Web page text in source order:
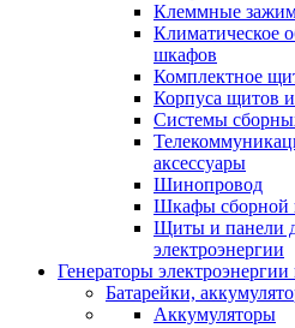
Клеммные
Климатическое
шкафов
Комплектное
Корпуса щитов
Системы
аксессуары
Шинопровод
Шкафы сборной
Щиты и панели
электроэнергии
Генераторы
Батарейки,
Аккумуляторы